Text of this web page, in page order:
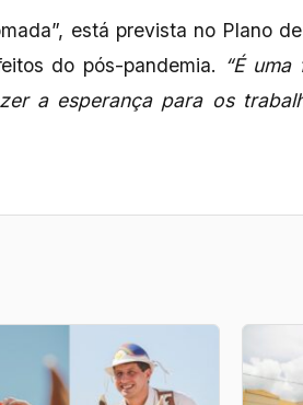
está prevista no Plano
do pós-pandemia. “É
a esperança para os